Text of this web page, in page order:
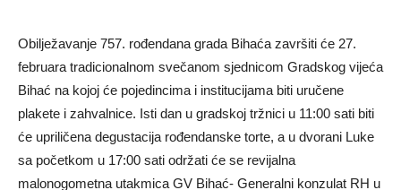
Obilježavanje 757. rođendana grada Bihaća završiti će 27.
februara tradicionalnom svečanom sjednicom Gradskog vijeća
Bihać na kojoj će pojedincima i institucijama biti uručene
plakete i zahvalnice. Isti dan u gradskoj tržnici u 11:00 sati biti
će upriličena degustacija rođendanske torte, a u dvorani Luke
sa početkom u 17:00 sati održati će se revijalna
malonogometna utakmica GV Bihać- Generalni konzulat RH u